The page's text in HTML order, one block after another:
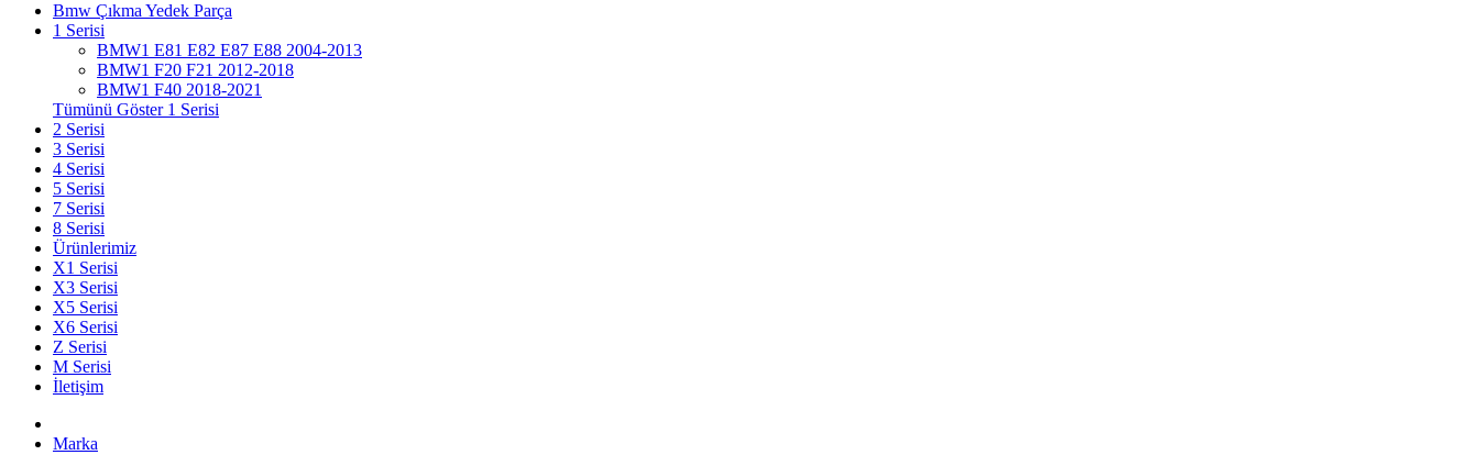
Bmw Çıkma Yedek Parça
1 Serisi
BMW1 E81 E82 E87 E88 2004-2013
BMW1 F20 F21 2012-2018
BMW1 F40 2018-2021
Tümünü Göster 1 Serisi
2 Serisi
3 Serisi
4 Serisi
5 Serisi
7 Serisi
8 Serisi
Ürünlerimiz
X1 Serisi
X3 Serisi
X5 Serisi
X6 Serisi
Z Serisi
M Serisi
İletişim
Marka